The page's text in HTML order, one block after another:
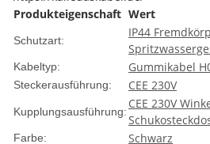
Produkteigenschaft Wert
Schutzart:
IP44
Kabeltyp: Gummikabel
Steckerausführung: CEE 230V
Kupplungsausführung:
CEE 230V
Farbe: Schwarz